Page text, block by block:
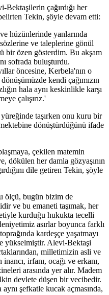
çağırdığı her
Tekin, şöyle devam etti:
hüzünlerinde yanlarında
ve taleplerine gönül
bir özen gösterdim. Bu akşam
sofrada buluşturdu.
öncesine, Kerbela'nın o
kendi çağımızın
hala aynı keskinlikle karşı
çalışırız.'
taşırken onu kuru bir
dönüştürdüğünü ifade
çekilen matemin
dökülen her damla gözyaşının
dile getiren Tekin, şöyle
ölçü, bugün bizim de
ve bu emaneti taşımak, her
kurduğu hukukta tecelli
asırlar boyunca farklı
kardeşçe yaşatmayı
yükselmiştir. Alevi-Bektaşi
milletimizin asli ve
irfanı, ocağı ve erkanı,
arasında yer alır. Madem
devlete düşen bir vecibedir.
şefkatle kucak açmasında,